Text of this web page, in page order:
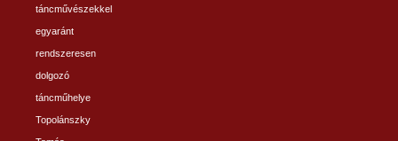
táncművészekkel
egyaránt
rendszeresen
dolgozó
táncműhelye
Topolánszky